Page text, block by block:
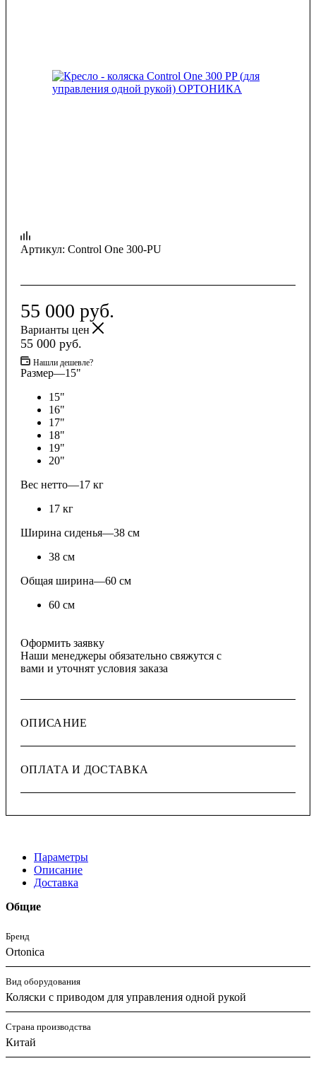
Артикул: Control One 300-PU
55 000 руб.
Варианты цен
55 000 руб.
Нашли дешевле?
Размер—15"
15"
16"
17"
18"
19"
20"
Вес нетто—17 кг
17 кг
Ширина сиденья—38 см
38 см
Общая ширина—60 см
60 см
Оформить заявку
Наши менеджеры обязательно свяжутся с
вами и уточнят условия заказа
ОПИСАНИЕ
ОПЛАТА И ДОСТАВКА
Параметры
Описание
Доставка
Общие
Бренд
Ortonica
Вид оборудования
Коляски с приводом для управления одной рукой
Страна производства
Китай